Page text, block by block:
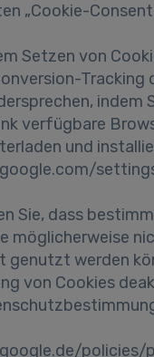
„Cookie-
Setzen von
Tracking
indem
verfügbare
und
Sie, dass
möglicherweise
genutzt werden
von Cookies
policies/